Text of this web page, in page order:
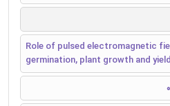
Role of pulsed electromagnetic
germination, plant growth and
0